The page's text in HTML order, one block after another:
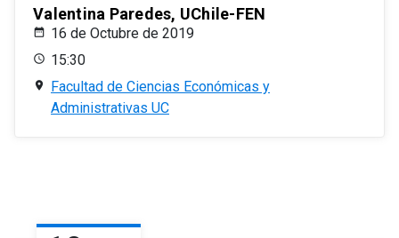
Valentina Paredes, UChile-FEN
16 de Octubre de 2019
15:30
Facultad de Ciencias Económicas y
Administrativas UC